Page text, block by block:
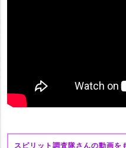
スピリット調査隊さんの動画を